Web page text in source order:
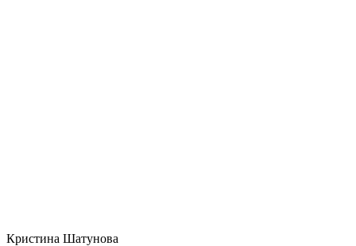
Кристина Шатунова